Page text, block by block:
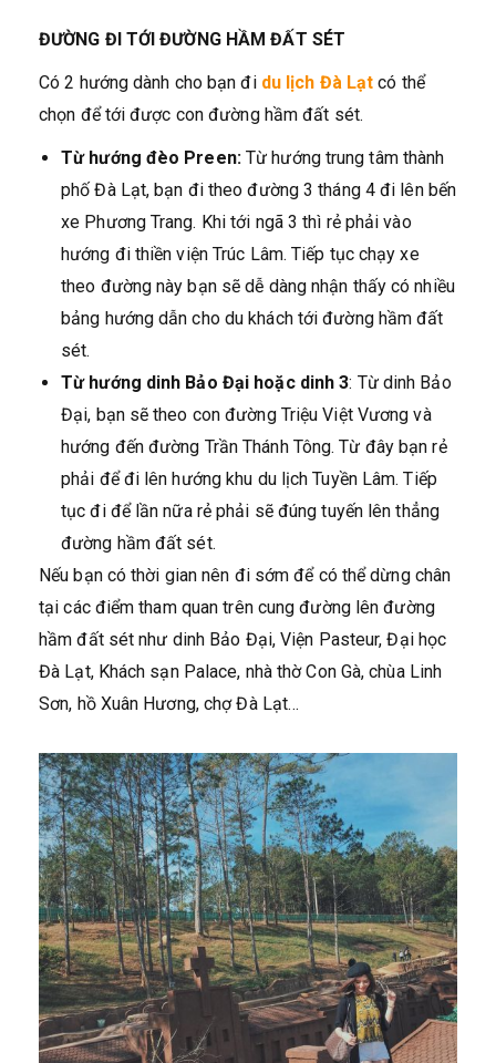
ĐƯỜNG ĐI TỚI ĐƯỜNG HẦM ĐẤT SÉT
Có 2 hướng dành cho bạn đi du lịch Đà Lạt có thể
chọn để tới được con đường hầm đất sét.
Từ hướng đèo Preen: Từ hướng trung tâm thành
phố Đà Lạt, bạn đi theo đường 3 tháng 4 đi lên bến
xe Phương Trang. Khi tới ngã 3 thì rẻ phải vào
hướng đi thiền viện Trúc Lâm. Tiếp tục chạy xe
theo đường này bạn sẽ dễ dàng nhận thấy có nhiều
bảng hướng dẫn cho du khách tới đường hầm đất
sét.
Từ hướng dinh Bảo Đại hoặc dinh 3: Từ dinh Bảo
Đại, bạn sẽ theo con đường Triệu Việt Vương và
hướng đến đường Trần Thánh Tông. Từ đây bạn rẻ
phải để đi lên hướng khu du lịch Tuyền Lâm. Tiếp
tục đi để lần nữa rẻ phải sẽ đúng tuyến lên thẳng
đường hầm đất sét.
Nếu bạn có thời gian nên đi sớm để có thể dừng chân
tại các điểm tham quan trên cung đường lên đường
hầm đất sét như dinh Bảo Đại, Viện Pasteur, Đại học
Đà Lạt, Khách sạn Palace, nhà thờ Con Gà, chùa Linh
Sơn, hồ Xuân Hương, chợ Đà Lạt…